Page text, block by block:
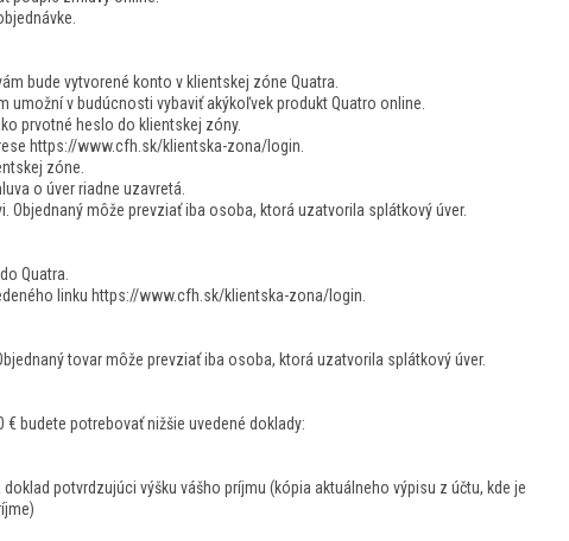
bude vytvorené konto v klientskej zóne Quatra.
v budúcnosti vybaviť akýkoľvek produkt Quatro online.
prvotné heslo do klientskej zóny.
https://www.cfh.sk/klientska-zona/login.
zóne.
o úver riadne uzavretá.
môže prevziať iba osoba, ktorá uzatvorila splátkový úver.
Quatra.
linku https://www.cfh.sk/klientska-zona/login.
tovar môže prevziať iba osoba, ktorá uzatvorila splátkový úver.
budete potrebovať nižšie uvedené doklady:
potvrdzujúci výšku vášho príjmu (kópia aktuálneho výpisu z účtu, kde je